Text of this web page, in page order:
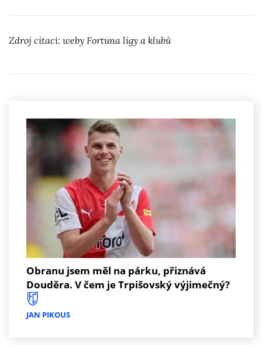
Zdroj citací: weby Fortuna ligy a klubů
Obranu jsem měl na párku, přiznává
Douděra. V čem je Trpišovský výjimečný?
JAN PIKOUS